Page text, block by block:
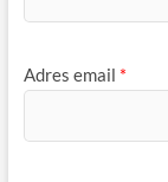
Adres email *